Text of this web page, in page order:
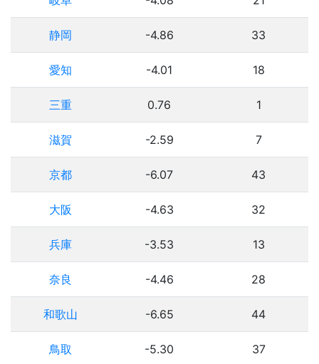
静岡 -4.86 33
愛知 -4.01 18
三重 0.76 1
滋賀 -2.59 7
京都 -6.07 43
大阪 -4.63 32
兵庫 -3.53 13
奈良 -4.46 28
和歌山 -6.65 44
鳥取 -5.30 37